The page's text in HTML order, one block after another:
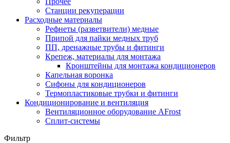
Станции рекуперации
Расходные материалы
Рефнеты (разветвители) медные
Припой для пайки медных труб
ПП, дренажные трубы и фитинги
Крепеж, материалы для монтажа
Кронштейны для монтажа кондиционеров
Капельная воронка
Сифоны для кондиционеров
Термопластиковые трубки и фитинги
Кондиционирование и вентиляция
Вентиляционное оборудование AFrost
Сплит-системы
Фильтр